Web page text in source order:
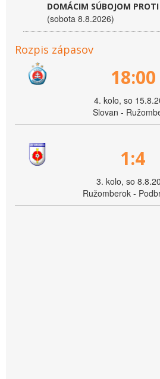
DOMÁCIM SÚBOJOM
(sobota 8.8.2026)
Rozpis zápasov
18:00
4. kolo, so
Slovan -
1:4
3. kolo, so
Ružomberok -